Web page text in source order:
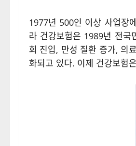
1977년 500인 이상 사업장
라 건강보험은 1989년 전국
회 진입, 만성 질환 증가, 의
화되고 있다. 이제 건강보험